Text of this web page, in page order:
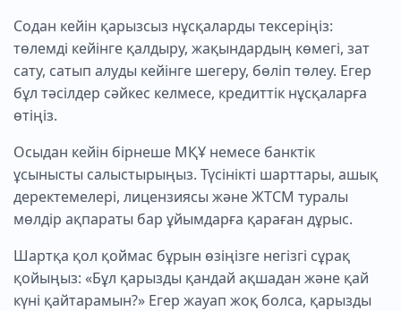
Содан кейін қарызсыз нұсқаларды тексеріңіз:
төлемді кейінге қалдыру, жақындардың көмегі, зат
сату, сатып алуды кейінге шегеру, бөліп төлеу. Егер
бұл тәсілдер сәйкес келмесе, кредиттік нұсқаларға
өтіңіз.
Осыдан кейін бірнеше МҚҰ немесе банктік
ұсынысты салыстырыңыз. Түсінікті шарттары, ашық
деректемелері, лицензиясы және ЖТСМ туралы
мөлдір ақпараты бар ұйымдарға қараған дұрыс.
Шартқа қол қоймас бұрын өзіңізге негізгі сұрақ
қойыңыз: «Бұл қарызды қандай ақшадан және қай
күні қайтарамын?» Егер жауап жоқ болса, қарызды